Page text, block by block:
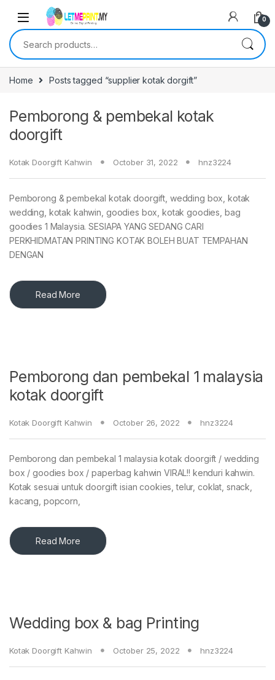
0
Search for:
Home Posts tagged “supplier kotak dorgift”
Pemborong & pembekal kotak
doorgift
Kotak Doorgift Kahwin October 31, 2022 hnz3224
Pemborong & pembekal kotak doorgift, wedding box, kotak
wedding, kotak kahwin, goodies box, kotak goodies, bag
goodies 1 Malaysia. SESIAPA YANG SEDANG CARI
PERKHIDMATAN PRINTING KOTAK BOLEH BUAT TEMPAHAN
DENGAN
Read More
Pemborong dan pembekal 1 malaysia
kotak doorgift
Kotak Doorgift Kahwin October 26, 2022 hnz3224
Pemborong dan pembekal 1 malaysia kotak doorgift / wedding
box / goodies box / paperbag kahwin VIRAL!! kenduri kahwin.
Kotak sesuai untuk doorgift isian cookies, telur, coklat, snack,
kacang, popcorn,
Read More
Wedding box & bag Printing
Kotak Doorgift Kahwin October 25, 2022 hnz3224